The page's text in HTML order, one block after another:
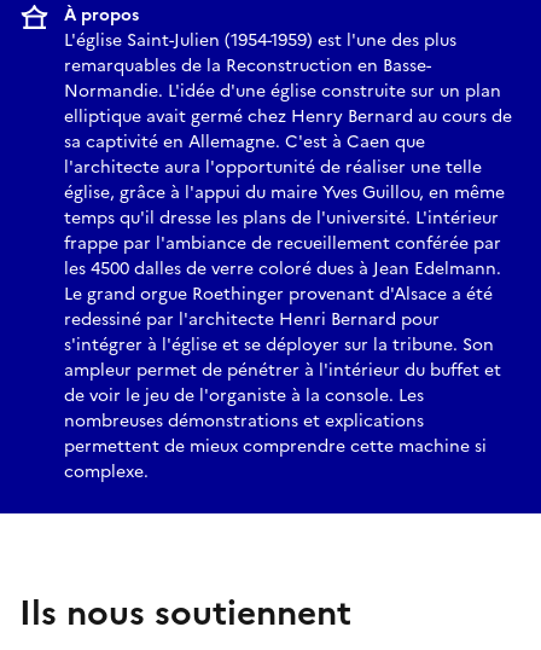
À propos
L'église Saint-Julien (1954-1959) est l'une des plus
remarquables de la Reconstruction en Basse-
Normandie. L'idée d'une église construite sur un plan
elliptique avait germé chez Henry Bernard au cours de
sa captivité en Allemagne. C'est à Caen que
l'architecte aura l'opportunité de réaliser une telle
église, grâce à l'appui du maire Yves Guillou, en même
temps qu'il dresse les plans de l'université. L'intérieur
frappe par l'ambiance de recueillement conférée par
les 4500 dalles de verre coloré dues à Jean Edelmann.
Le grand orgue Roethinger provenant d'Alsace a été
redessiné par l'architecte Henri Bernard pour
s'intégrer à l'église et se déployer sur la tribune. Son
ampleur permet de pénétrer à l'intérieur du buffet et
de voir le jeu de l'organiste à la console. Les
nombreuses démonstrations et explications
permettent de mieux comprendre cette machine si
complexe.
Ils nous soutiennent